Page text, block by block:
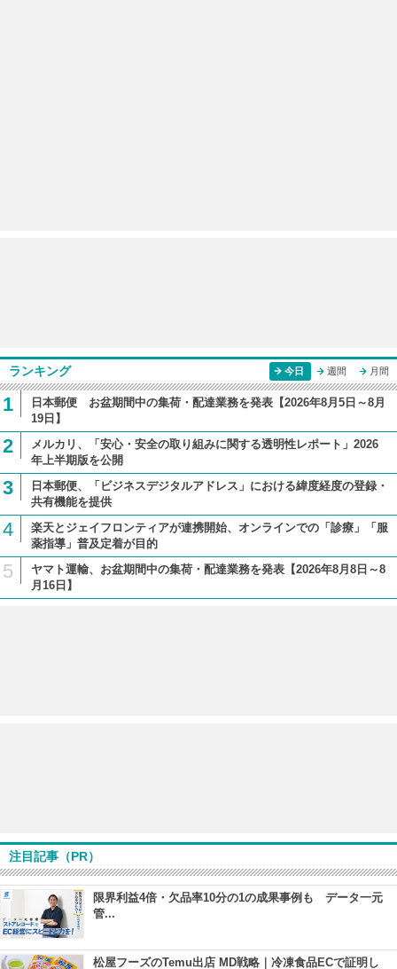
ランキング 今日 週間 月間
1
日本郵便 お盆期間中の集荷・配達業務を発表【2026年8月5日～8月
19日】
2
メルカリ、「安心・安全の取り組みに関する透明性レポート」2026
年上半期版を公開
3
日本郵便、「ビジネスデジタルアドレス」における緯度経度の登録・
共有機能を提供
4
楽天とジェイフロンティアが連携開始、オンラインでの「診療」「服
薬指導」普及定着が目的
5
ヤマト運輸、お盆期間中の集荷・配達業務を発表【2026年8月8日～8
月16日】
注目記事（PR）
限界利益4倍・欠品率10分の1の成果事例も データ一元
管...
松屋フーズのTemu出店 MD戦略｜冷凍食品ECで証明し